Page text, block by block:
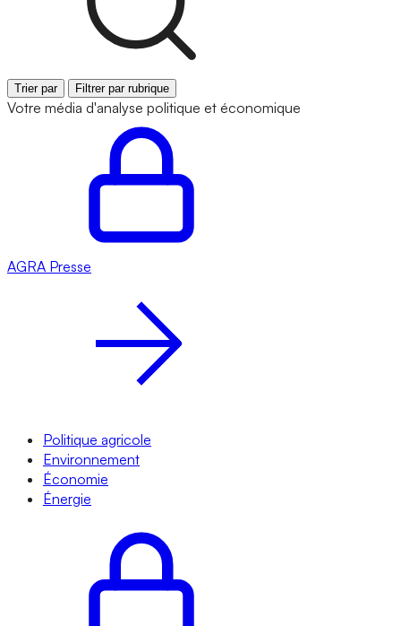
Trier par Filtrer par rubrique
Votre média d'analyse politique et économique
AGRA Presse
Politique agricole
Environnement
Économie
Énergie